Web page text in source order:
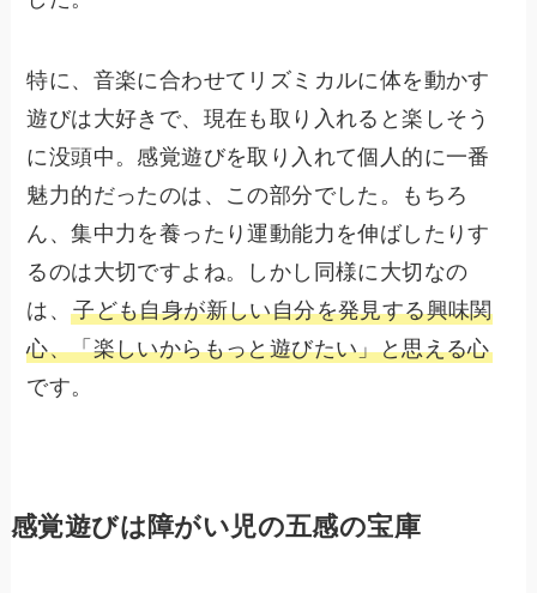
特に、音楽に合わせてリズミカルに体を動かす
遊びは大好きで、現在も取り入れると楽しそう
に没頭中。感覚遊びを取り入れて個人的に一番
魅力的だったのは、この部分でした。もちろ
ん、集中力を養ったり運動能力を伸ばしたりす
るのは大切ですよね。しかし同様に大切なの
は、子ども自身が新しい自分を発見する興味関
心、「楽しいからもっと遊びたい」と思える心
です。
感覚遊びは障がい児の五感の宝庫